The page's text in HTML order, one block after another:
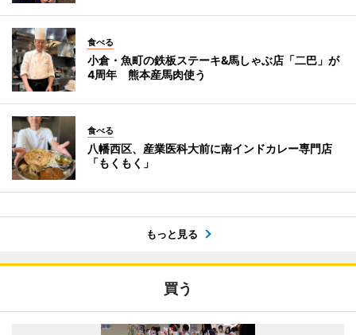
食べる
小倉・魚町の鉄板ステーキ&馬しゃぶ店「二巴」が
4周年 熊本産馬肉使う
食べる
八幡西区、産業医科大前に南インドカレー専門店
「もくもく」
もっと見る
買う